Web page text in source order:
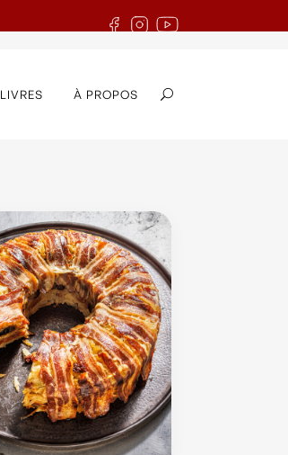
LIVRES À PROPOS